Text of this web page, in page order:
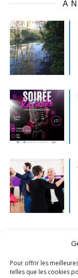
Pour offrir les
telles que les cookies
A